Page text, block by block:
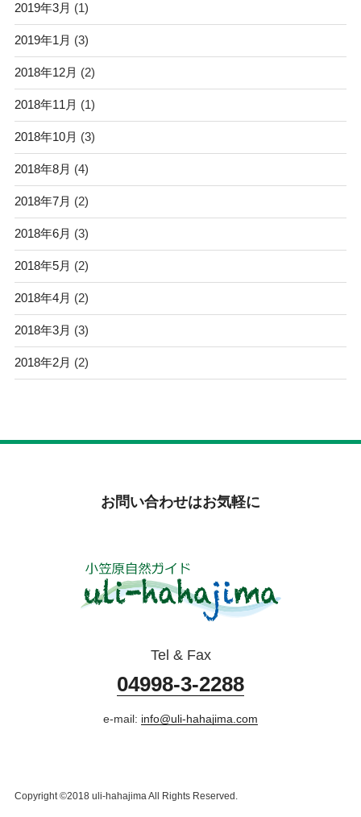
2019年3月 (1)
2019年1月 (3)
2018年12月 (2)
2018年11月 (1)
2018年10月 (3)
2018年8月 (4)
2018年7月 (2)
2018年6月 (3)
2018年5月 (2)
2018年4月 (2)
2018年3月 (3)
2018年2月 (2)
お問い合わせはお気軽に
Tel & Fax
04998-3-2288
e-mail: info@uli-hahajima.com
Copyright ©2018 uli-hahajima All Rights Reserved.